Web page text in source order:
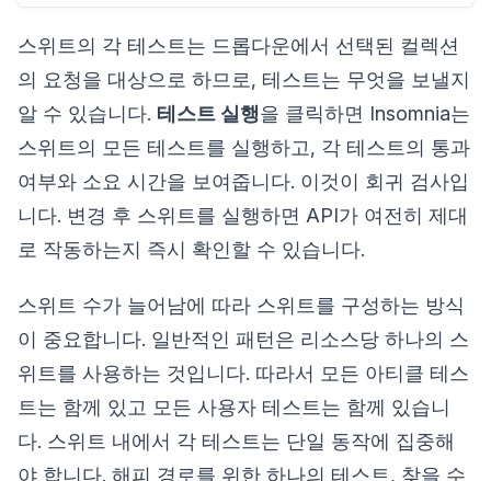
스위트의 각 테스트는 드롭다운에서 선택된 컬렉션
의 요청을 대상으로 하므로, 테스트는 무엇을 보낼지
알 수 있습니다. 테스트 실행을 클릭하면 Insomnia는
스위트의 모든 테스트를 실행하고, 각 테스트의 통과
여부와 소요 시간을 보여줍니다. 이것이 회귀 검사입
니다. 변경 후 스위트를 실행하면 API가 여전히 제대
로 작동하는지 즉시 확인할 수 있습니다.
스위트 수가 늘어남에 따라 스위트를 구성하는 방식
이 중요합니다. 일반적인 패턴은 리소스당 하나의 스
위트를 사용하는 것입니다. 따라서 모든 아티클 테스
트는 함께 있고 모든 사용자 테스트는 함께 있습니
다. 스위트 내에서 각 테스트는 단일 동작에 집중해
야 합니다. 해피 경로를 위한 하나의 테스트, 찾을 수